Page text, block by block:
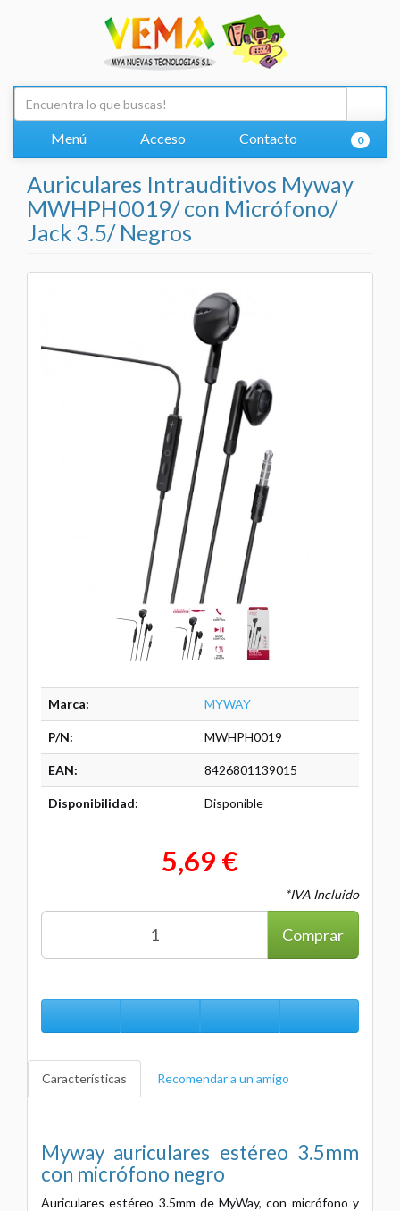
Menú Acceso Contacto 0
Auriculares Intrauditivos Myway
MWHPH0019/ con Micrófono/
Jack 3.5/ Negros
Marca: MYWAY
P/N: MWHPH0019
EAN: 8426801139015
Disponibilidad: Disponible
5,69 €
*IVA Incluido
Comprar
Características Recomendar a un amigo
Myway auriculares estéreo 3.5mm
con micrófono negro
Auriculares estéreo 3.5mm de MyWay, con micrófono y